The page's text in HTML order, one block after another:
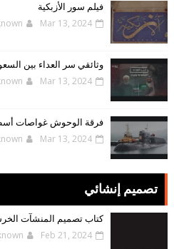
فيلم سور الأزبكية
Mar 13, 2024
وثائقي سر العداء بين
Mar 13, 2024
فرقة الوحوش غواصات
Mar 13, 2024
تصميم إنشائي
كتاب تصميم المنشآت
Feb 21, 2024